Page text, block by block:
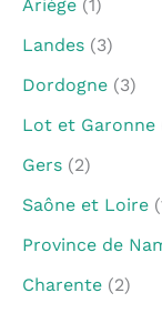
Ariège (1)
Landes (3)
Dordogne (3)
Lot et Garonne
Gers (2)
Saône et Loire
Province de
Charente (2)